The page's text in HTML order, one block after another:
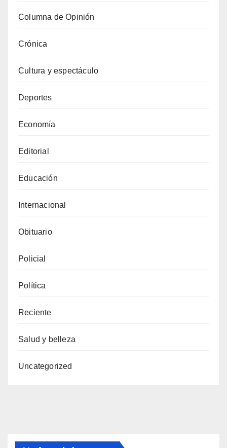
Columna de Opinión
Crónica
Cultura y espectáculo
Deportes
Economía
Editorial
Educación
Internacional
Obituario
Policial
Política
Reciente
Salud y belleza
Uncategorized